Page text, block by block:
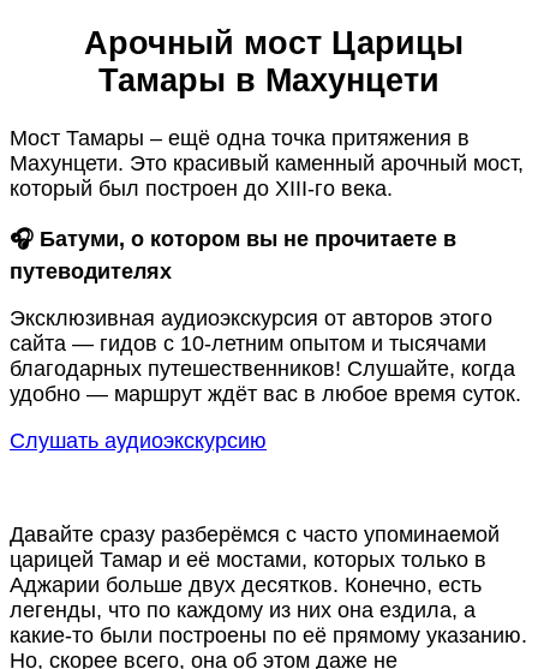
Арочный мост Царицы
Тамары в Махунцети
Мост Тамары – ещё одна точка притяжения в
Махунцети. Это красивый каменный арочный мост,
который был построен до XIII-го века.
🎧 Батуми, о котором вы не прочитаете в
путеводителях
Эксклюзивная аудиоэкскурсия от авторов этого
сайта — гидов с 10-летним опытом и тысячами
благодарных путешественников! Слушайте, когда
удобно — маршрут ждёт вас в любое время суток.
Слушать аудиоэкскурсию
Давайте сразу разберёмся с часто упоминаемой
царицей Тамар и её мостами, которых только в
Аджарии больше двух десятков. Конечно, есть
легенды, что по каждому из них она ездила, а
какие-то были построены по её прямому указанию.
Но, скорее всего, она об этом даже не